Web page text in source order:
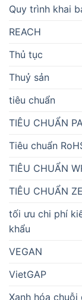
Quy trình khai
REACH
Thủ tục
Thuỷ sản
tiêu chuẩn
TIÊU CHUẨN
Tiêu chuẩn
TIÊU CHUẨN
TIÊU CHUẨN
tối ưu chi phí
khẩu
VEGAN
VietGAP
Xanh hóa chuỗi